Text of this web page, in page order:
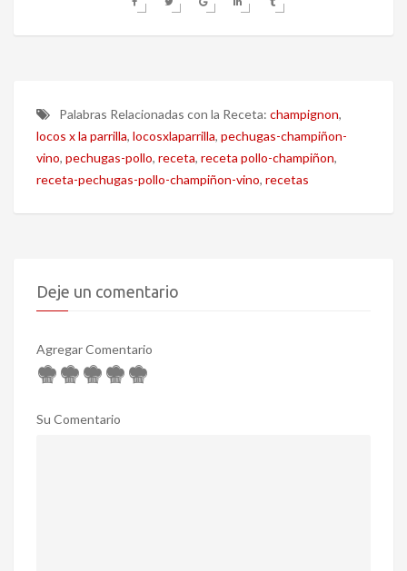
Palabras Relacionadas con la Receta: champignon,
locos x la parrilla, locosxlaparrilla, pechugas-champiñon-
vino, pechugas-pollo, receta, receta pollo-champiñon,
receta-pechugas-pollo-champiñon-vino, recetas
Deje un comentario
Agregar Comentario
Su Comentario